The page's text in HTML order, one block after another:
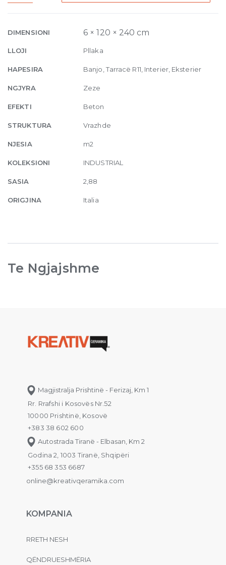
120
240
quantity
DIMENSIONI 6 × 120 × 240 cm
LLOJI Pllaka
HAPESIRA Banjo, Tarracë R11, Interier, Eksterier
NGJYRA Zeze
EFEKTI Beton
STRUKTURA Vrazhde
NJESIA m2
KOLEKSIONI INDUSTRIAL
SASIA 2,88
ORIGJINA Italia
Te Ngjajshme
Magjistralja Prishtinë - Ferizaj, Km 1
Rr. Rrafshi i Kosovës Nr.52
10000 Prishtinë, Kosovë
+383 38 602 600
Autostrada Tiranë - Elbasan, Km 2
Godina 2, 1003 Tiranë, Shqipëri
+355 68 353 6687
online@kreativqeramika.com
KOMPANIA
RRETH NESH
QËNDRUESHMËRIA